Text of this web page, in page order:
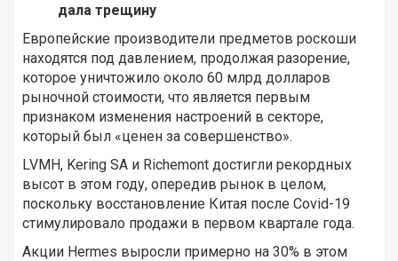
дала трещину
Европейские производители предметов роскоши
находятся под давлением, продолжая разорение,
которое уничтожило около 60 млрд долларов
рыночной стоимости, что является первым
признаком изменения настроений в секторе,
который был «ценен за совершенство».
LVMH, Kering SA и Richemont достигли рекордных
высот в этом году, опередив рынок в целом,
поскольку восстановление Китая после Covid-19
стимулировало продажи в первом квартале года.
Акции Hermes выросли примерно на 30% в этом